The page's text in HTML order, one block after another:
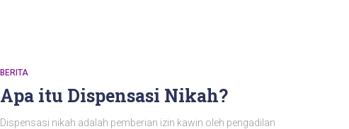
BERITA
Apa itu Dispensasi Nikah?
Dispensasi nikah adalah pemberian izin kawin oleh pengadilan